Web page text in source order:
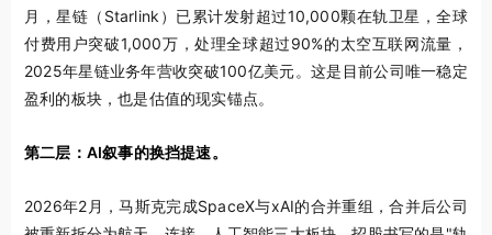
月，星链（Starlink）已累计发射超过10,000颗在轨卫星，全球
付费用户突破1,000万，处理全球超过90%的太空互联网流量，
2025年星链业务年营收突破100亿美元。这是目前公司唯一稳定
盈利的板块，也是估值的现实锚点。
第二层：AI叙事的换挡提速。
2026年2月，马斯克完成SpaceX与xAI的合并重组，合并后公司